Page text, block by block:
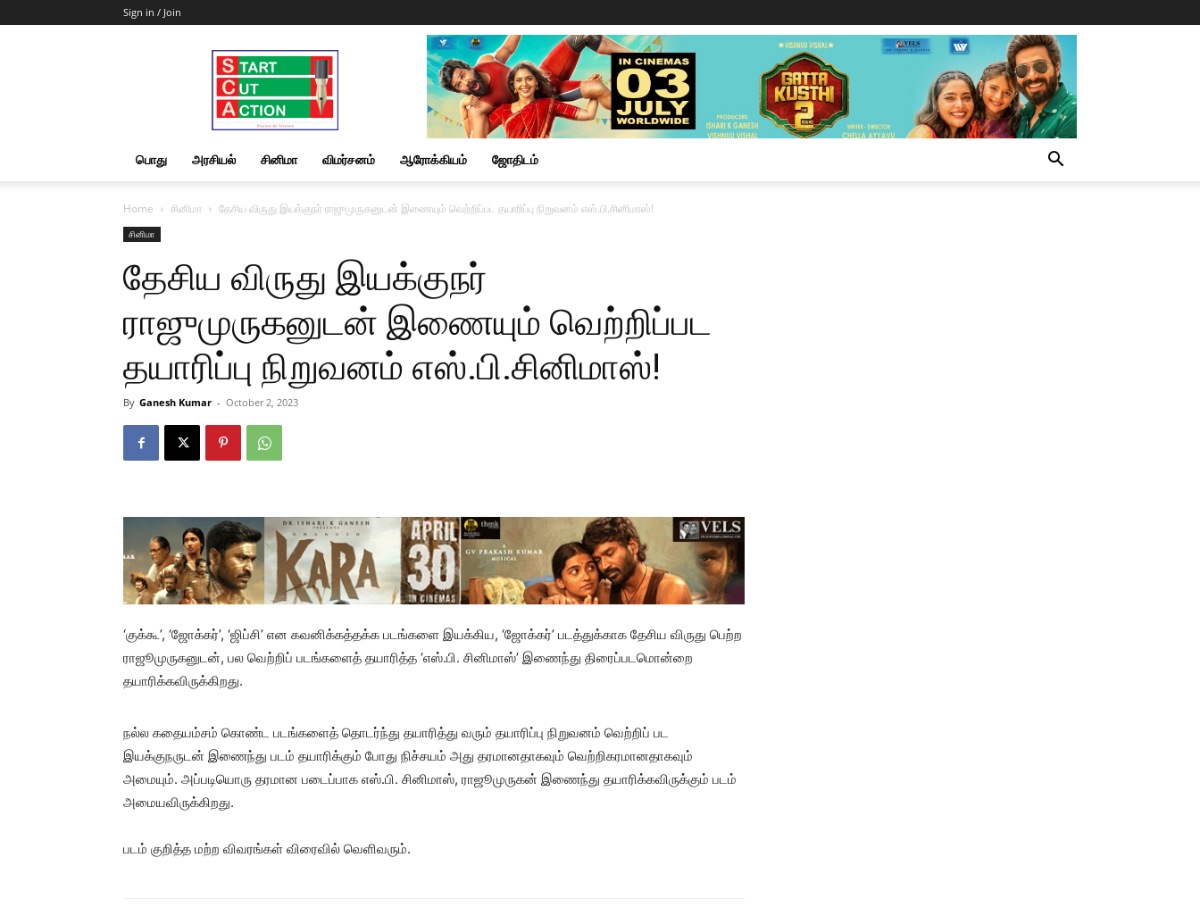
Sign in / Join
Start
Cut
Action
|
News
&
பொது அரசியல் சினிமா விமர்சனம் ஆரோக்கியம் ஜோதிடம்
Home சினிமா தேசிய விருது இயக்குநர் ராஜுமுருகனுடன் இணையும் வெற்றிப்பட தயாரிப்பு நிறுவனம் எஸ்.பி.சினிமாஸ்!
சினிமா
தேசிய விருது இயக்குநர்
ராஜுமுருகனுடன் இணையும் வெற்றிப்பட
தயாரிப்பு நிறுவனம் எஸ்.பி.சினிமாஸ்!
By Ganesh Kumar - October 2, 2023
‘குக்கூ’, ‘ஜோக்கர்’, ‘ஜிப்சி’ என கவனிக்கத்தக்க படங்களை இயக்கிய, ‘ஜோக்கர்’ படத்துக்காக தேசிய விருது பெற்ற
ராஜூமுருகனுடன், பல வெற்றிப் படங்களைத் தயாரித்த ‘எஸ்.பி. சினிமாஸ்’ இணைந்து திரைப்படமொன்றை
தயாரிக்கவிருக்கிறது.
நல்ல கதையம்சம் கொண்ட படங்களைத் தொடர்ந்து தயாரித்து வரும் தயாரிப்பு நிறுவனம் வெற்றிப் பட
இயக்குநருடன் இணைந்து படம் தயாரிக்கும் போது நிச்சயம் அது தரமானதாகவும் வெற்றிகரமானதாகவும்
அமையும். அப்படியொரு தரமான படைப்பாக எஸ்.பி. சினிமாஸ், ராஜூமுருகன் இணைந்து தயாரிக்கவிருக்கும் படம்
அமையவிருக்கிறது.
படம் குறித்த மற்ற விவரங்கள் விரைவில் வெளிவரும்.